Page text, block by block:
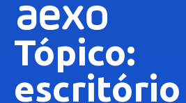
Tópico:
escritório